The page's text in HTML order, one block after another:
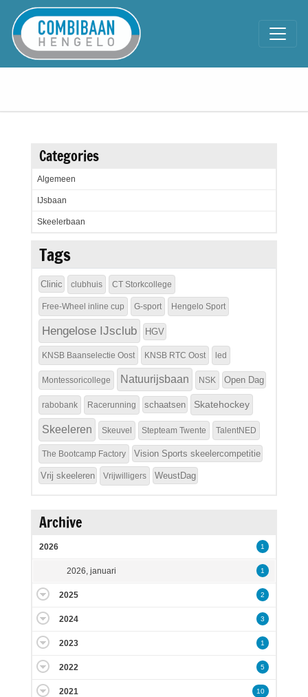
Categories
Algemeen
IJsbaan
Skeelerbaan
Tags
Clinic clubhuis CT Storkcollege
Free-Wheel inline cup G-sport Hengelo Sport
Hengelose IJsclub HGV
KNSB Baanselectie Oost KNSB RTC Oost led
Montessoricollege Natuurijsbaan NSK Open Dag
rabobank Racerunning schaatsen Skatehockey
Skeeleren Skeuvel Stepteam Twente TalentNED
The Bootcamp Factory Vision Sports skeelercompetitie
Vrij skeeleren Vrijwilligers WeustDag
Archive
2026 1
2026, januari 1
2025 2
2024 3
2023 1
2022 5
2021 10